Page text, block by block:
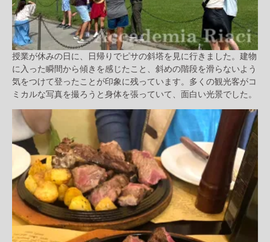
授業が休みの日に、日帰りでピサの斜塔を見に行きました。建物
に入った瞬間から傾きを感じたこと、斜めの階段を滑らないよう
気をつけて登ったことが印象に残っています。多くの観光客がコ
ミカルな写真を撮ろうと身体を張っていて、面白い光景でした。